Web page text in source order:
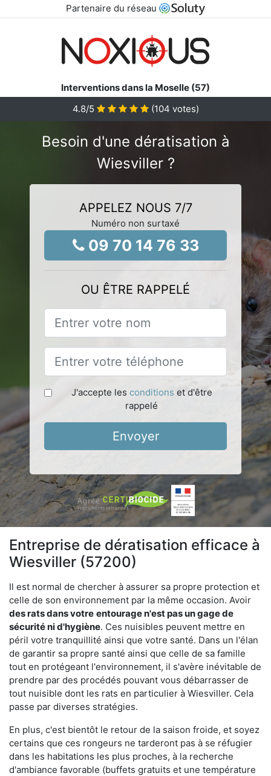
Partenaire du réseau
Interventions dans la Moselle (57)
4.8/5 (104 votes)
Besoin d'une dératisation à
Wiesviller ?
APPELEZ NOUS 7/7
Numéro non surtaxé
09 70 14 76 33
OU ÊTRE RAPPELÉ
J'accepte les conditions et d'être
rappelé
Envoyer
Entreprise de dératisation efficace à
Wiesviller (57200)
Il est normal de chercher à assurer sa propre protection et
celle de son environnement par la même occasion. Avoir
des rats dans votre entourage n'est pas un gage de
sécurité ni d'hygiène. Ces nuisibles peuvent mettre en
péril votre tranquillité ainsi que votre santé. Dans un l'élan
de garantir sa propre santé ainsi que celle de sa famille
tout en protégeant l'environnement, il s'avère inévitable de
prendre par des procédés pouvant vous débarrasser de
tout nuisible dont les rats en particulier à Wiesviller. Cela
passe par diverses stratégies.
En plus, c'est bientôt le retour de la saison froide, et soyez
certains que ces rongeurs ne tarderont pas à se réfugier
dans les habitations les plus proches, à la recherche
d'ambiance favorable (buffets gratuits et une température